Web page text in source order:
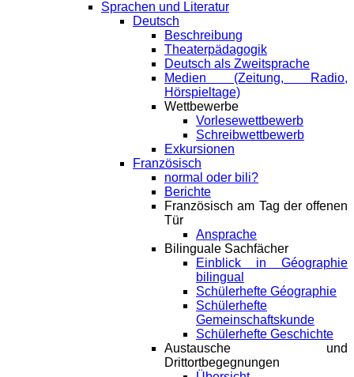
Sprachen und Literatur
Deutsch
Beschreibung
Theaterpädagogik
Deutsch als Zweitsprache
Medien (Zeitung, Radio,
Hörspieltage)
Wettbewerbe
Vorlesewettbewerb
Schreibwettbewerb
Exkursionen
Französisch
normal oder bili?
Berichte
Französisch am Tag der offenen
Tür
Ansprache
Bilinguale Sachfächer
Einblick in Géographie
bilingual
Schülerhefte Géographie
Schülerhefte
Gemeinschaftskunde
Schülerhefte Geschichte
Austausche und
Drittortbegegnungen